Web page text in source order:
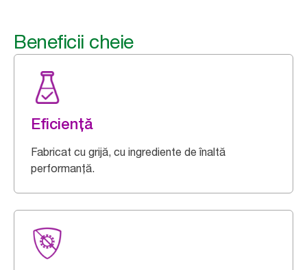
Beneficii cheie
Eficiență
Fabricat cu grijă, cu ingrediente de înaltă
performanță.